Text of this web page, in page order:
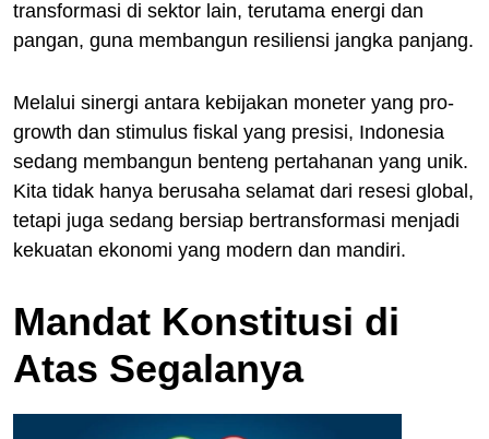
transformasi di sektor lain, terutama energi dan
pangan, guna membangun resiliensi jangka panjang.
Melalui sinergi antara kebijakan moneter yang pro-
growth dan stimulus fiskal yang presisi, Indonesia
sedang membangun benteng pertahanan yang unik.
Kita tidak hanya berusaha selamat dari resesi global,
tetapi juga sedang bersiap bertransformasi menjadi
kekuatan ekonomi yang modern dan mandiri.
Mandat Konstitusi di
Atas Segalanya